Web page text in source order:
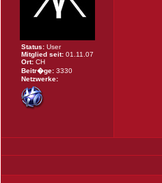
Status: User
Mitglied seit: 01.11.07
Ort: CH
Beitr�ge: 3330
Netzwerke: